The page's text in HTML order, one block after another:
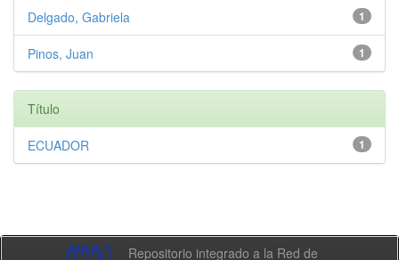
1
Delgado, Gabriela
1
Pinos, Juan
Título
1
ECUADOR
Repositorio integrado a la Red de